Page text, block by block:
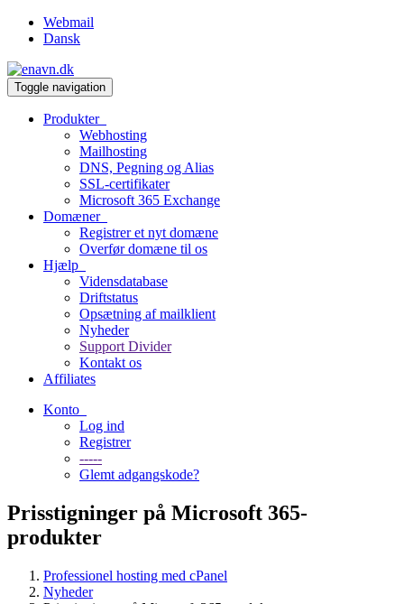
Webmail
Dansk
Toggle navigation
Produkter
Webhosting
Mailhosting
DNS, Pegning og Alias
SSL-certifikater
Microsoft 365 Exchange
Domæner
Registrer et nyt domæne
Overfør domæne til os
Hjælp
Vidensdatabase
Driftstatus
Opsætning af mailklient
Nyheder
Support Divider
Kontakt os
Affiliates
Konto
Log ind
Registrer
-----
Glemt adgangskode?
Prisstigninger på Microsoft 365-
produkter
Professionel hosting med cPanel
Nyheder